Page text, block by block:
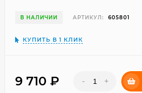
В НАЛИЧИИ АРТИКУЛ: 605801
КУПИТЬ В 1 КЛИК
9 710 - +